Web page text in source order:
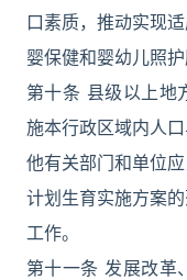
口素质，推动实现
婴保健和婴幼儿照
第十条 县级以上地
施本行政区域内人
他有关部门和单位
计划生育实施方案
工作。
第十一条 发展改革